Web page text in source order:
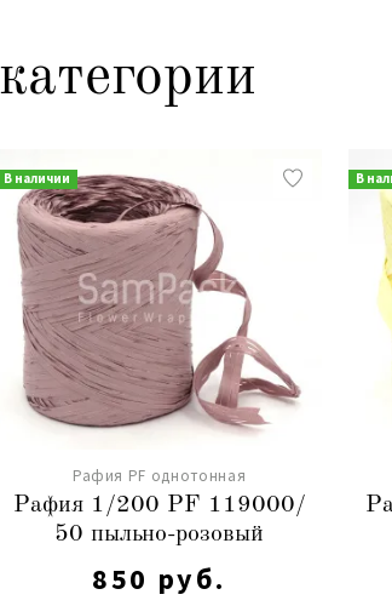
В наличии
Рафия PF однотонная
Рафия 1/200 PF 119000/
50 пыльно-розовый
850 руб.
В